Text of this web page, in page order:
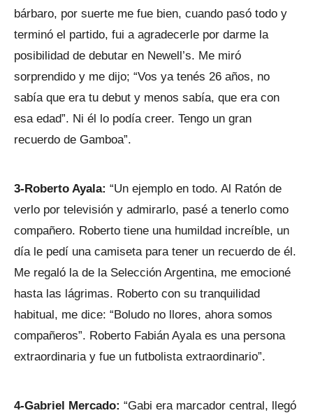
bárbaro, por suerte me fue bien, cuando pasó todo y
terminó el partido, fui a agradecerle por darme la
posibilidad de debutar en Newell’s. Me miró
sorprendido y me dijo; “Vos ya tenés 26 años, no
sabía que era tu debut y menos sabía, que era con
esa edad”. Ni él lo podía creer. Tengo un gran
recuerdo de Gamboa”.
3-Roberto Ayala: “Un ejemplo en todo. Al Ratón de
verlo por televisión y admirarlo, pasé a tenerlo como
compañero. Roberto tiene una humildad increíble, un
día le pedí una camiseta para tener un recuerdo de él.
Me regaló la de la Selección Argentina, me emocioné
hasta las lágrimas. Roberto con su tranquilidad
habitual, me dice: “Boludo no llores, ahora somos
compañeros”. Roberto Fabián Ayala es una persona
extraordinaria y fue un futbolista extraordinario”.
4-Gabriel Mercado: “Gabi era marcador central, llegó